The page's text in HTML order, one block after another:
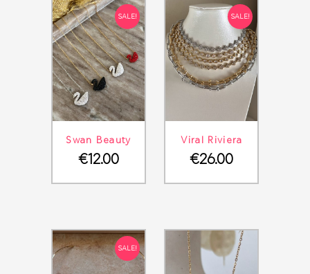
SALE!
ΛΕΠΤΟΜΈΡΕΙΕΣΣΤΟ ΚΑΛΆΘΙ
Swan Beauty
€12.00
SALE!
ΛΕΠΤΟΜΈΡΕΙΕΣΣΤΟ ΚΑΛΆΘΙ
Viral Riviera
€26.00
SALE!